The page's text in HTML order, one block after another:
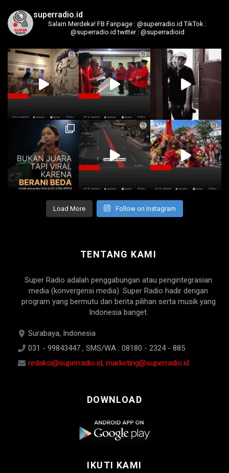
superradio.id
Salam Merdeka! FB Fanpage : @superradio.id TikTok :
@superradio.id twitter : @superradioid
Load More Follow on Instagram
TENTANG KAMI
Super Radio adalah penggabungan atau pengintegrasian
media (konvergensi media). Super Radio hadir dengan
program yang bermutu dan berita pilihan serta musik yang
Indonesia banget.
Surabaya, Indonesia
031 - 99843447 , SMS/WA : 08180 - 2324 - 885
redaksi@superradio.id, marketing@superradio.id
DOWNLOAD
IKUTI KAMI